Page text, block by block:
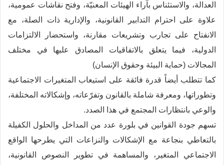
العدالة، والاستئناس بآراء الهيئات المعنيّة، وفتح نقاشات عمومية،
علاوة على احترام التدابير القانونية، والإدارية ذات الصلة، مع
الانفتاح على تجارب وتشريعات مقارنة، واستحضار الالتزامات
الدولية، فيما يتعلق بالاتفاقيات المصادق عليها في مختلف
المجالات (حماية البيئة وحقوق الإنسان)
كما تتطلب أيضاً قدرة فائقة على استيعاب المتغيرات الاجتماعية
وتطوراتها، ومعرفة شاملة بالقانون وتفرّعاته، وإشكالاته المختلفة،
والوعي بانتظارات المجتمع في هذا الصدد.
تسهم جودة القوانين في بلورة عدد من المداخل والحلول الكفيلة
بالتعاطي بنجاعة مع الإشكالات والنزاعات التي يطرحها الواقع
الاجتماعي المتغير، والمساهمة في تطوير النصوص القانونية،